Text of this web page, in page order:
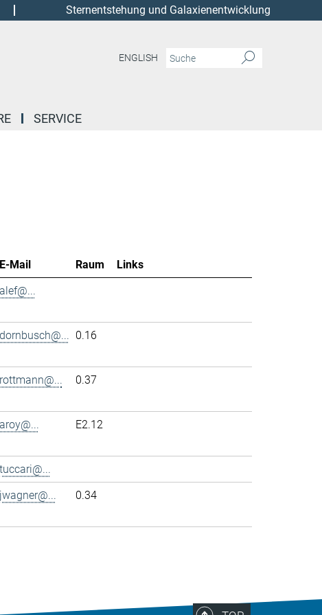
Sternentstehung und Galaxienentwicklung
ENGLISH
SERVICE
E-Mail Raum
Links
alef@...
dornbusch@... 0.16
rottmann@... 0.37
aroy@... E2.12
tuccari@...
jwagner@... 0.34